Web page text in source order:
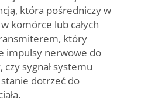
która pośredniczy w
komórce lub całych
który
impulsy nerwowe do
sygnał systemu
dotrzeć do